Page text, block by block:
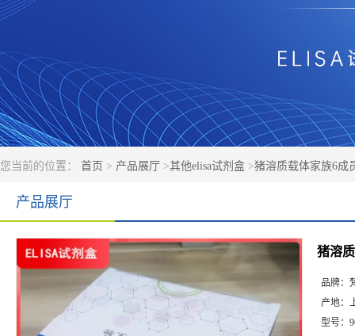
您当前的位置： 首页 > 产品展厅 >其他elisa试剂盒 >猪溶质载体家族6成
产品展厅
猪溶
品牌：
产地：
型号：